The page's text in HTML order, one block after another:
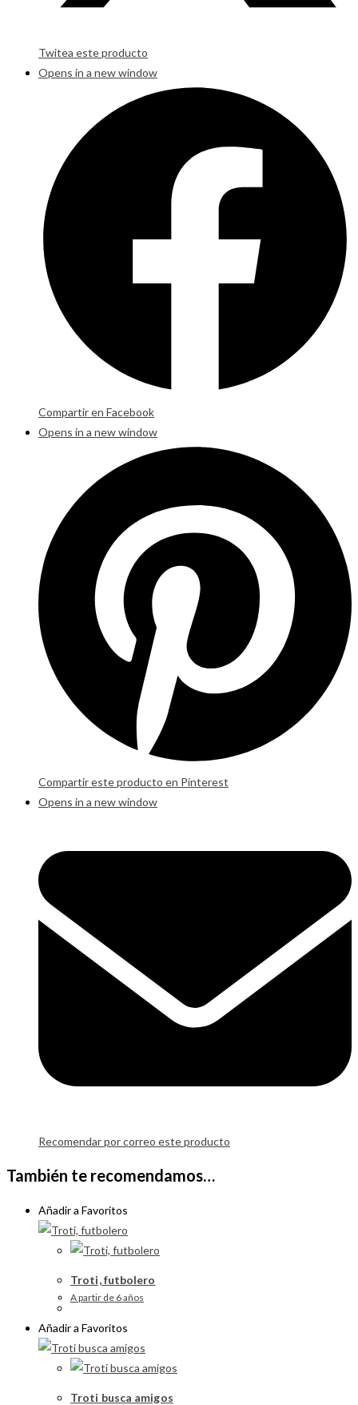
Twitea este producto
Opens in a new window
Compartir en Facebook
Opens in a new window
Compartir este producto en Pinterest
Opens in a new window
Recomendar por correo este producto
También te recomendamos…
Añadir a Favoritos
Troti, futbolero
A partir de 6 años
Añadir a Favoritos
Troti busca amigos